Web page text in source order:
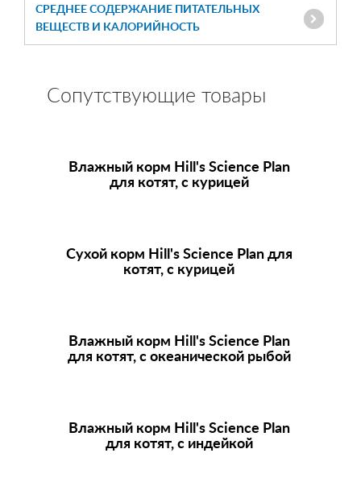
СРЕДНЕЕ СОДЕРЖАНИЕ ПИТАТЕЛЬНЫХ
ВЕЩЕСТВ И КАЛОРИЙНОСТЬ
Сопутствующие товары
Влажный корм Hill's Science Plan
для котят, с курицей
Сухой корм Hill's Science Planдля
котят, с курицей
Влажный корм Hill's Science Plan
для котят, с океанической рыбой
Влажный корм Hill's Science Plan
для котят, с индейкой